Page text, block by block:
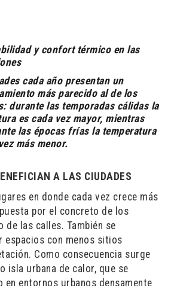
y confort térmico en las
cada año presentan un
más parecido al de los
durante las temporadas cálidas la
es cada vez mayor, mientras
las épocas frías la temperatura
más menor.
A LAS CIUDADES
en donde cada vez crece más
por el concreto de los
las calles. También se
espacios con menos sitios
Como consecuencia surge
isla urbana de calor, que se
en entornos urbanos densamente